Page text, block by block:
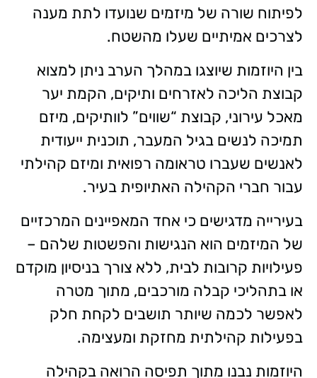
לפיתוח שורה של מיזמים שנועדו לתת מענה
לצרכים אמיתיים שעלו מהשטח.
בין היוזמות שיוצגו במהלך הערב ניתן למצוא
קבוצת הליכה לאזרחים ותיקים, הקמת יער
מאכל עירוני, קבוצת “שווים” לוותיקים, מיזם
תמיכה לנשים בגיל המעבר, תוכנית ייעודית
לאנשים שעברו טראומה רפואית ומיזם קהילתי
עבור חברי הקהילה האתיופית בעיר.
בעירייה מדגישים כי אחד המאפיינים המרכזיים
של המיזמים הוא הנגישות והפשטות שלהם –
פעילויות קרובות לבית, ללא צורך בניסיון מוקדם
או בתהליכי קבלה מורכבים, מתוך מטרה
לאפשר לכמה שיותר תושבים לקחת חלק
בפעילות קהילתית מחזקת ומעצימה.
היוזמות נבנו מתוך תפיסה הרואה בקהילה